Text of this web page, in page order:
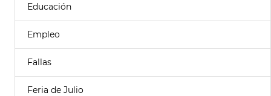
Educación
Empleo
Fallas
Feria de Julio